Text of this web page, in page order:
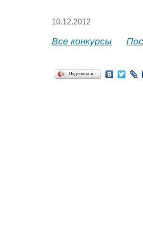
10.12.2012
Все конкурсы
Поделиться…